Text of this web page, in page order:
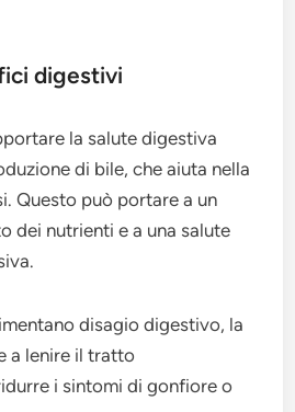
digestivi
la salute digestiva
di bile, che aiuta nella
Questo può portare a un
dei nutrienti e a una salute
disagio digestivo, la
a lenire il tratto
i sintomi di gonfiore o